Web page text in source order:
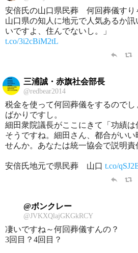
安倍氏の山口県民葬 何回葬儀すり
山口県の知人に地元で人気あるか
いですよ、住んでないし。」
t.co/3i2cBiM2tL
三浦誠・赤旗社会部長
@redbear2014
税金を使って何回葬儀をするので
ばかりですし。
細田衆院議長がここにきて「功績
そうですね。細田さん、都合がいい
せんか。あなたは統一協会で説明
安倍氏地元で県民葬 山口 t.co/
@ボンクレー
@JVKXQlajGKGkRCY
凄いですね～何回葬儀すんの？
3回目？4回目？